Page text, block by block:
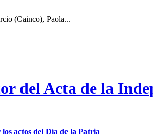
(Cainco), Paola...
del Acta de la
actos del Día de la Patria